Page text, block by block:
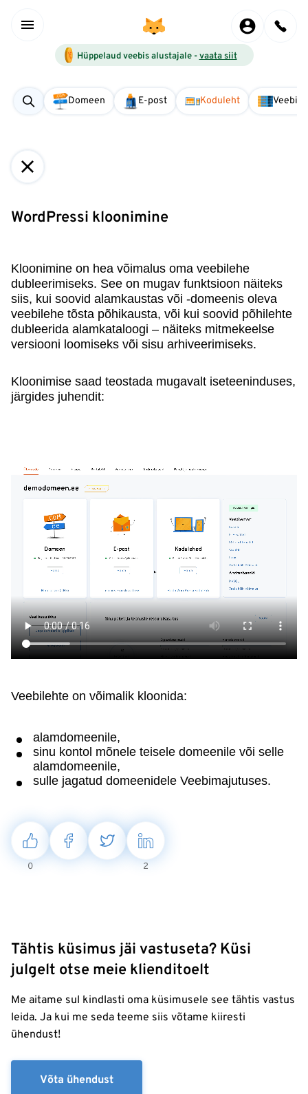
Hüppelaud veebis alustajale -vaata siit
Domeen E-post Koduleht
WordPressi kloonimine
Kloonimine on hea võimalus oma veebilehe
dubleerimiseks. See on mugav funktsioon näiteks
siis, kui soovid alamkaustas või -domeenis oleva
veebilehe tõsta põhikausta, või kui soovid põhilehte
dubleerida alamkataloogi – näiteks mitmekeelse
versiooni loomiseks või sisu arhiveerimiseks.
Kloonimise saad teostada mugavalt iseteeninduses,
järgides juhendit:
Veebilehte on võimalik kloonida:
alamdomeenile,
sinu kontol mõnele teisele domeenile või selle
alamdomeenile,
sulle jagatud domeenidele Veebimajutuses.
0 2
Tähtis küsimus jäi vastuseta? Küsi
julgelt otse meie klienditoelt
Me aitame sul kindlasti oma küsimusele see tähtis vastus
leida. Ja kui me seda teeme siis võtame kiiresti
ühendust!
Võta ühendust